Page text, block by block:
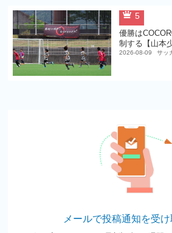
5
優勝は
制する【山本
2026-08-09 サッ
メールで投稿通知を受け